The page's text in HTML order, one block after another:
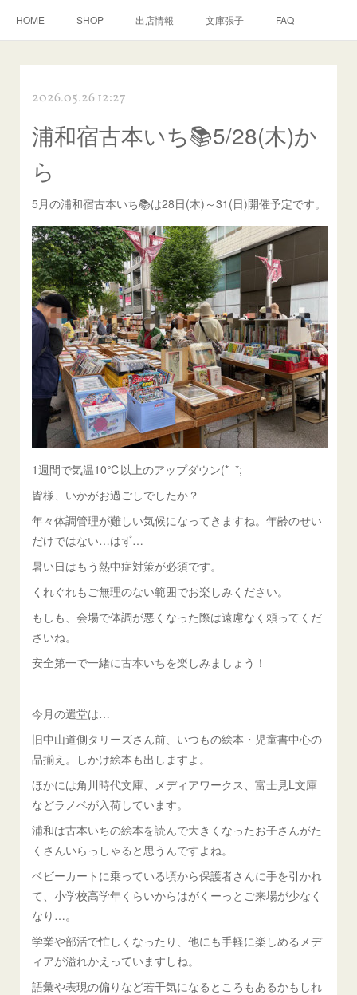
HOME SHOP 出店情報 文庫張子 FAQ
2026.05.26 12:27
浦和宿古本いち📚5/28(木)か
ら
5月の浦和宿古本いち📚は28日(木)～31(日)開催予定です。
1週間で気温10℃以上のアップダウン(*_*;
皆様、いかがお過ごしでしたか？
年々体調管理が難しい気候になってきますね。年齢のせい
だけではない…はず…
暑い日はもう熱中症対策が必須です。
くれぐれもご無理のない範囲でお楽しみください。
もしも、会場で体調が悪くなった際は遠慮なく頼ってくだ
さいね。
安全第一で一緒に古本いちを楽しみましょう！
今月の選堂は…
旧中山道側タリーズさん前、いつもの絵本・児童書中心の
品揃え。しかけ絵本も出しますよ。
ほかには角川時代文庫、メディアワークス、富士見L文庫
などラノベが入荷しています。
浦和は古本いちの絵本を読んで大きくなったお子さんがた
くさんいらっしゃると思うんですよね。
ベビーカートに乗っている頃から保護者さんに手を引かれ
て、小学校高学年くらいからはがくーっとご来場が少なく
なり…。
学業や部活で忙しくなったり、他にも手軽に楽しめるメデ
ィアが溢れかえっていますしね。
語彙や表現の偏りなど若干気になるところもあるかもしれ